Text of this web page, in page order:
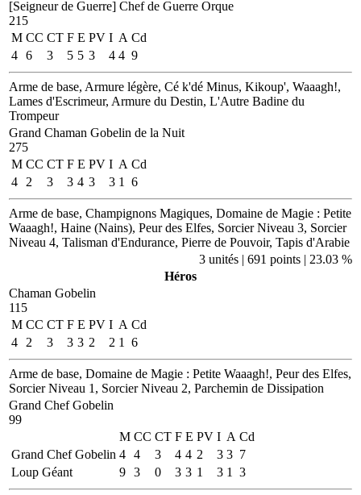
[Seigneur de Guerre] Chef de Guerre Orque
215
M CC CT F E PV I A Cd
4 6 3 5 5 3 4 4 9
Arme de base, Armure légère, Cé k'dé Minus, Kikoup', Waaagh!,
Lames d'Escrimeur, Armure du Destin, L'Autre Badine du
Trompeur
Grand Chaman Gobelin de la Nuit
275
M CC CT F E PV I A Cd
4
2 3 3 4 3 3 1 6
Arme de base, Champignons Magiques, Domaine de Magie : Petite
Waaagh!, Haine (Nains), Peur des Elfes, Sorcier Niveau 3, Sorcier
Niveau 4, Talisman d'Endurance, Pierre de Pouvoir, Tapis d'Arabie
3 unités | 691 points | 23.03 %
Héros
Chaman Gobelin
115
M CC CT F E PV I A Cd
4
2 3 3 3 2 2 1 6
Arme de base, Domaine de Magie : Petite Waaagh!, Peur des Elfes,
Sorcier Niveau 1, Sorcier Niveau 2, Parchemin de Dissipation
Grand Chef Gobelin
99
M CC CT F E PV I A Cd
Grand Chef Gobelin 4 4 3 4 4 2 3 3 7
Loup Géant
9 3 0 3 3 1 3 1 3